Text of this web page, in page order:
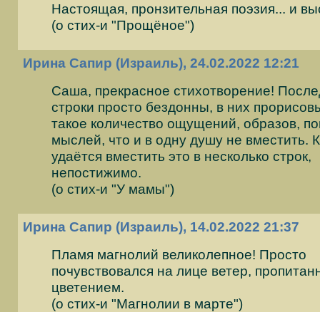
Настоящая, пронзительная поэзия... и
(о стих-и "Прощёное")
Ирина Сапир (Израиль), 24.02.2022 12:21
Саша, прекрасное стихотворение!
строки просто бездонны, в них
такое количество ощущений, образов,
мыслей, что и в одну душу не вместить.
удаётся вместить это в несколько строк,
непостижимо.
(о стих-и "У мамы")
Ирина Сапир (Израиль), 14.02.2022 21:37
Пламя магнолий великолепное! Просто
почувствовался на лице ветер,
цветением.
(о стих-и "Магнолии в марте")